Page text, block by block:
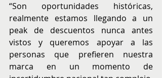
“Son oportunidades históricas,
realmente estamos llegando a un
peak de descuentos nunca antes
vistos y queremos apoyar a las
personas que prefieren nuestra
marca en un momento de